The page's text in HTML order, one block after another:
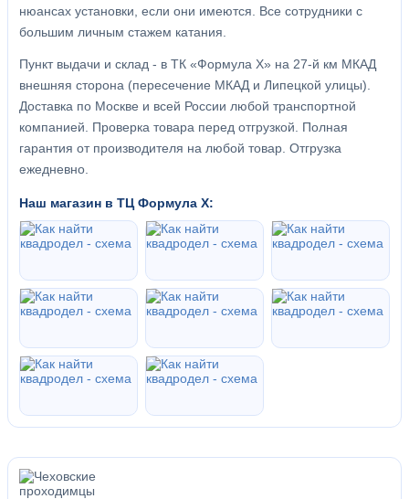
нюансах установки, если они имеются. Все сотрудники с
большим личным стажем катания.
Пункт выдачи и склад - в ТК «Формула X» на 27-й км МКАД
внешняя сторона (пересечение МКАД и Липецкой улицы).
Доставка по Москве и всей России любой транспортной
компанией. Проверка товара перед отгрузкой. Полная
гарантия от производителя на любой товар. Отгрузка
ежедневно.
Наш магазин в ТЦ Формула Х: